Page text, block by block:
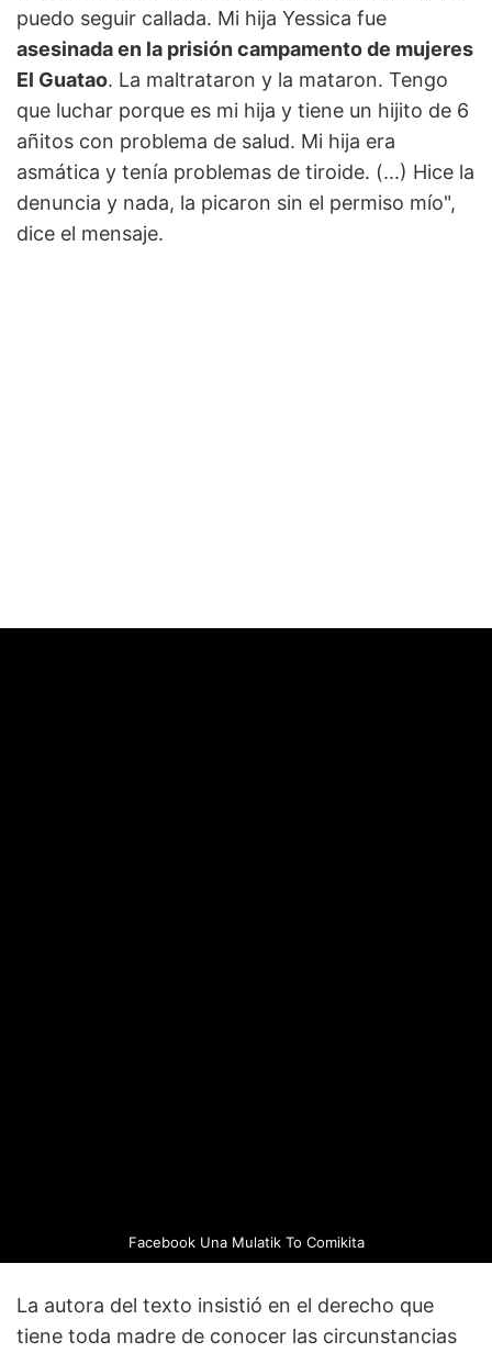
puedo seguir callada. Mi hija Yessica fue
asesinada en la prisión campamento de mujeres
El Guatao. La maltrataron y la mataron. Tengo
que luchar porque es mi hija y tiene un hijito de 6
añitos con problema de salud. Mi hija era
asmática y tenía problemas de tiroide. (...) Hice la
denuncia y nada, la picaron sin el permiso mío",
dice el mensaje.
Facebook Una Mulatik To Comikita
La autora del texto insistió en el derecho que
tiene toda madre de conocer las circunstancias